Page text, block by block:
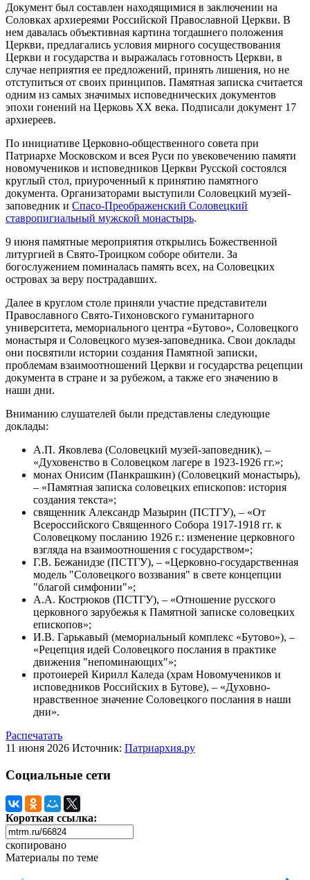
Документ был составлен находящимися в заключении на
Соловках архиереями Российской Православной Церкви. В
нем давалась объективная картина тогдашнего положения
Церкви, предлагались условия мирного сосуществования
Церкви и государства и выражалась готовность Церкви, в
случае неприятия ее предложений, принять лишения, но не
отступиться от своих принципов. Памятная записка считается
одним из самых значимых исповеднических документов
эпохи гонений на Церковь ХХ века. Подписали документ 17
архиереев.
По инициативе Церковно-общественного совета при
Патриархе Московском и всея Руси по увековечению памяти
новомучеников и исповедников Церкви Русской состоялся
круглый стол, приуроченный к принятию памятного
документа. Организаторами выступили Соловецкий музей-
заповедник и Спасо-Преображенский Соловецкий
ставропигиальный мужской монастырь.
9 июня памятные мероприятия открылись Божественной
литургией в Свято-Троицком соборе обители. За
богослужением поминалась память всех, на Соловецких
островах за веру пострадавших.
Далее в круглом столе приняли участие представители
Православного Свято-Тихоновского гуманитарного
университета, мемориального центра «Бутово», Соловецкого
монастыря и Соловецкого музея-заповедника. Свои доклады
они посвятили истории создания Памятной записки,
проблемам взаимоотношений Церкви и государства рецепции
документа в стране и за рубежом, а также его значению в
наши дни.
Вниманию слушателей были представлены следующие
доклады:
А.П. Яковлева (Соловецкий музей-заповедник), –
«Духовенство в Соловецком лагере в 1923-1926 гг.»;
монах Онисим (Панкрашкин) (Соловецкий монастырь),
– «Памятная записка соловецких епископов: история
создания текста»;
священник Александр Мазырин (ПСТГУ), – «От
Всероссийского Священного Собора 1917-1918 гг. к
Соловецкому посланию 1926 г.: изменение церковного
взгляда на взаимоотношения с государством»;
Г.В. Бежанидзе (ПСТГУ), – «Церковно-государственная
модель "Соловецкого воззвания" в свете концепции
"благой симфонии"»;
А.А. Кострюков (ПСТГУ), – «Отношение русского
церковного зарубежья к Памятной записке соловецких
епископов»;
И.В. Гарькавый (мемориальный комплекс «Бутово»), –
«Рецепция идей Соловецкого послания в практике
движения "непоминающих"»;
протоиерей Кирилл Каледа (храм Новомучеников и
исповедников Российских в Бутове), – «Духовно-
нравственное значение Соловецкого послания в наши
дни».
Распечатать
11 июня 2026 Источник: Патриархия.ру
Социальные сети
Короткая ссылка:
скопировано
Материалы по теме